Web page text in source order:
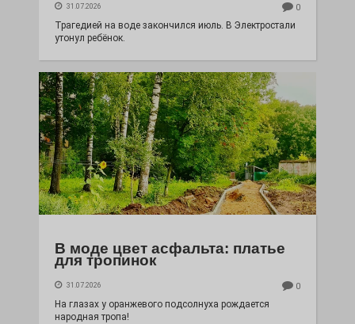
31.07.2026 0
Трагедией на воде закончился июль. В Электростали
утонул ребёнок.
В моде цвет асфальта: платье
для тропинок
31.07.2026 0
На глазах у оранжевого подсолнуха рождается
народная тропа!